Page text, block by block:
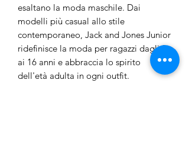
esaltano la moda maschile. Dai
modelli più casual allo stile
contemporaneo, Jack and Jones Junior
ridefinisce la moda per ragazzi dagli 8
ai 16 anni e abbraccia lo spirito
dell'età adulta in ogni outfit.